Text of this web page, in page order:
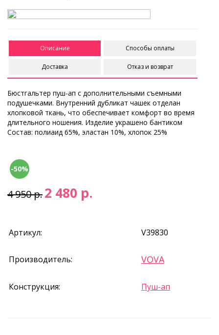
Описание Способы оплаты
Доставка Отказ и возврат
Бюстгальтер пуш-ап с дополнительными съемными
подушечками. Внутренний дубликат чашек отделан
хлопковой ткань, что обеспечивает комфорт во время
длительного ношения. Изделие украшено бантиком
Состав: полиаид 65%, эластан 10%, хлопок 25%
-50%
4 950 р.2 480 р.
Артикул: V39830
Производитель: VOVA
Конструкция: Пуш-ап